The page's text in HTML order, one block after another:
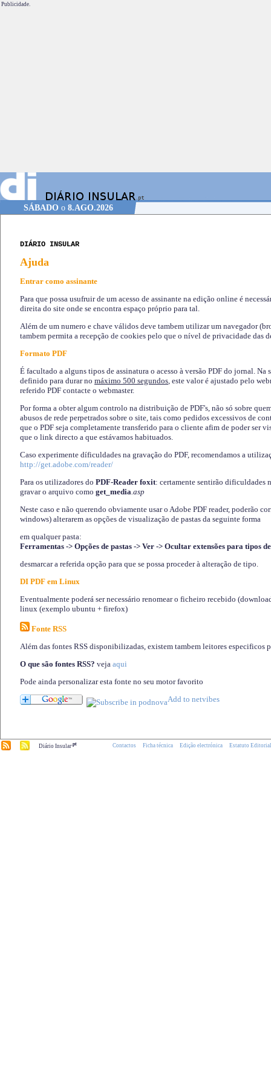
Publicidade.
SÁBADOo 8.AGO.2026
DIÁRIO INSULAR
Ajuda
Entrar como assinante
Para que possa usufruir de um acesso de assinante na edição online é
direita do site onde se encontra espaço próprio para tal.
Além de um numero e chave válidos deve tambem utilizar um navegador
tambem permita a recepção de cookies pelo que o nível de privacidade das
Formato PDF
É facultado a alguns tipos de assinatura o acesso à versão PDF do jornal. Na
definido para durar no máximo 500 segundos, este valor é ajustado pelo
referido PDF contacte o webmaster.
Por forma a obter algum controlo na distribuição de PDF's, não só sobre
abusos de rede perpetrados sobre o site, tais como pedidos excessivos de
que o PDF seja completamente transferido para o cliente afim de poder ser
que o link directo a que estávamos habituados.
Caso experimente díficuldades na gravação do PDF, recomendamos a
http://get.adobe.com/reader/
Para os utilizadores do PDF-Reader foxit: certamente sentirão dificuldades
gravar o arquivo como get_media.asp
Neste caso e não querendo obviamente usar o Adobe PDF reader, poderão
windows) alterarem as opções de visualização de pastas da seguinte forma
em qualquer pasta:
Ferramentas -> Opções de pastas -> Ver -> Ocultar extensões para tipos
desmarcar a referida opção para que se possa proceder à alteração de tipo.
DI PDF em Linux
Eventualmente poderá ser necessário renomear o ficheiro recebido
linux (exemplo ubuntu + firefox)
Fonte RSS
Além das fontes RSS disponibilizadas, existem tambem leitores especificos
O que são fontes RSS? veja aqui
Pode ainda personalizar esta fonte no seu motor favorito
Diário Insular.pt Contactos Ficha técnica Edição electrónica Estatuto Editorial